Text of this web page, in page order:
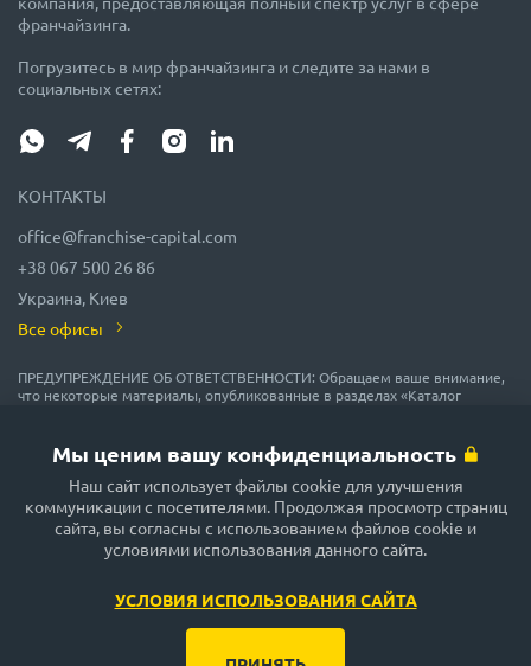
Мы ценим вашу конфиденциальность
Наш сайт использует файлы cookie для улучшения
коммуникации с посетителями. Продолжая просмотр страниц
сайта, вы согласны с использованием файлов cookie и
условиями использования данного сайта.
УСЛОВИЯ ИСПОЛЬЗОВАНИЯ САЙТА
франчайзинга.
Погрузитесь в мир франчайзинга и следите за нами в
социальных сетях:
КОНТАКТЫ
office@franchise-capital.com
+38 067 500 26 86
Украина, Киев
Все офисы
ПРЕДУПРЕЖДЕНИЕ ОБ ОТВЕТСТВЕННОСТИ: Обращаем ваше внимание,
что некоторые материалы, опубликованные в разделах «Каталог
рекламы или получены на безвозмездной основе из источников,
которые мы считаем надежными, но их точность и полнота не
гарантируются! В соответствии с законодательством, администрация
сайта FRANCHISE CAPITAL не гарантирует и не обещает в будущем
доходности никаких вложений, не дает гарантии надежности
возможных инвестиций и стабильности размеров возможных доходов.
Сайт FRANCHISE CAPITAL не несёт никакой ответственности за